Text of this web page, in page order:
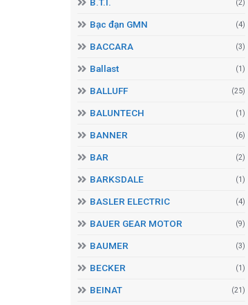
(2)
Bạc đạn GMN (4)
BACCARA (3)
Ballast (1)
BALLUFF (25)
BALUNTECH (1)
BANNER (6)
BAR (2)
BARKSDALE (1)
BASLER ELECTRIC (4)
BAUER GEAR MOTOR (9)
BAUMER (3)
BECKER (1)
BEINAT (21)